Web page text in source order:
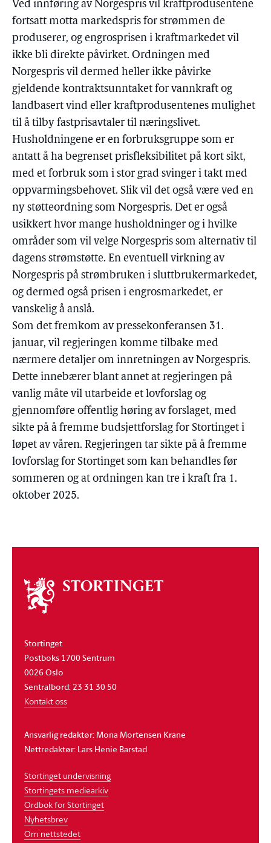
Ved innføring av Norgespris vil kraftprodusentene
fortsatt motta markedspris for strømmen de
produserer, og engrosprisen i kraftmarkedet vil
ikke bli direkte påvirket. Ordningen med
Norgespris vil dermed heller ikke påvirke
gjeldende kontraktsunntaket for vannkraft og
landbasert vind eller kraftprodusentenes mulighet
til å tilby fastprisavtaler til næringslivet.
Husholdningene er en forbruksgruppe som er
antatt å ha begrenset prisfleksibilitet på kort sikt,
med et forbruk som i stor grad svinger i takt med
oppvarmingsbehovet. Slik vil det også være ved en
ny støtteordning som Norgespris. Det er også
usikkert hvor mange husholdninger og i hvilke
områder som vil velge Norgespris som alternativ til
dagens strømstøtte. En eventuell virkning av
Norgespris på strømbruken i sluttbrukermarkedet,
og dermed også prisen i engrosmarkedet, er
vanskelig å anslå.
Som det fremkom av pressekonferansen 31.
januar, vil regjeringen komme tilbake med
nærmere detaljer om innretningen av Norgespris.
Dette innebærer blant annet at regjeringen på
vanlig måte vil utarbeide et lovforslag og
gjennomføre offentlig høring av forslaget, med
sikte på å fremme budsjettforslag for Stortinget i
løpet av våren. Regjeringen tar sikte på å fremme
lovforslag for Stortinget som kan behandles før
sommeren og at ordningen kan tre i kraft fra 1.
oktober 2025.
Om
stortinget
Stortinget
Postboks 1700 Sentrum
0026 Oslo
Sentralbord: 23 31 30 50
Kontakt oss
Ansvarlig redaktør: Mona Mortensen Krane
Nettredaktør: Lars Henie Barstad
Stortinget undervisning
Stortingets mediearkiv
Ordbok for Stortinget
Nyhetsbrev
Om nettstedet